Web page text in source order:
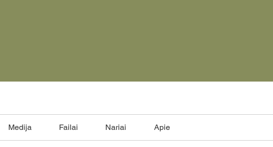
Medija Failai Nariai Apie